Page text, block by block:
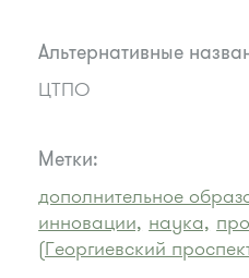
Альтернативные
ЦТПО
Метки:
дополнительное
инновации, наука,
(Георгиевский